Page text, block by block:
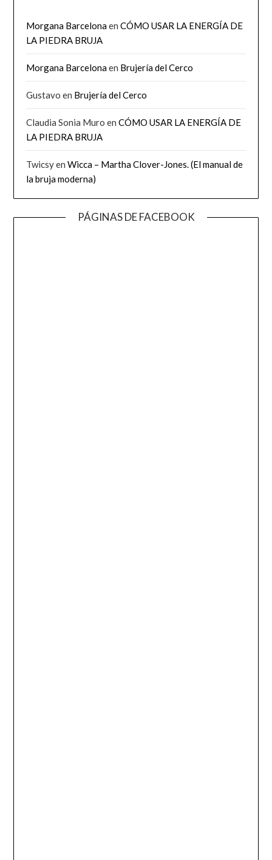
Morgana BarcelonaenCÓMO USAR LA ENERGÍA DE
LA PIEDRA BRUJA
Morgana Barcelonaen Brujería del Cerco
Gustavo en Brujería del Cerco
Claudia Sonia Muro enCÓMO USAR LA ENERGÍA DE
LA PIEDRA BRUJA
TwicsyenWicca – Martha Clover-Jones. (El manual de
la bruja moderna)
PÁGINAS DE FACEBOOK